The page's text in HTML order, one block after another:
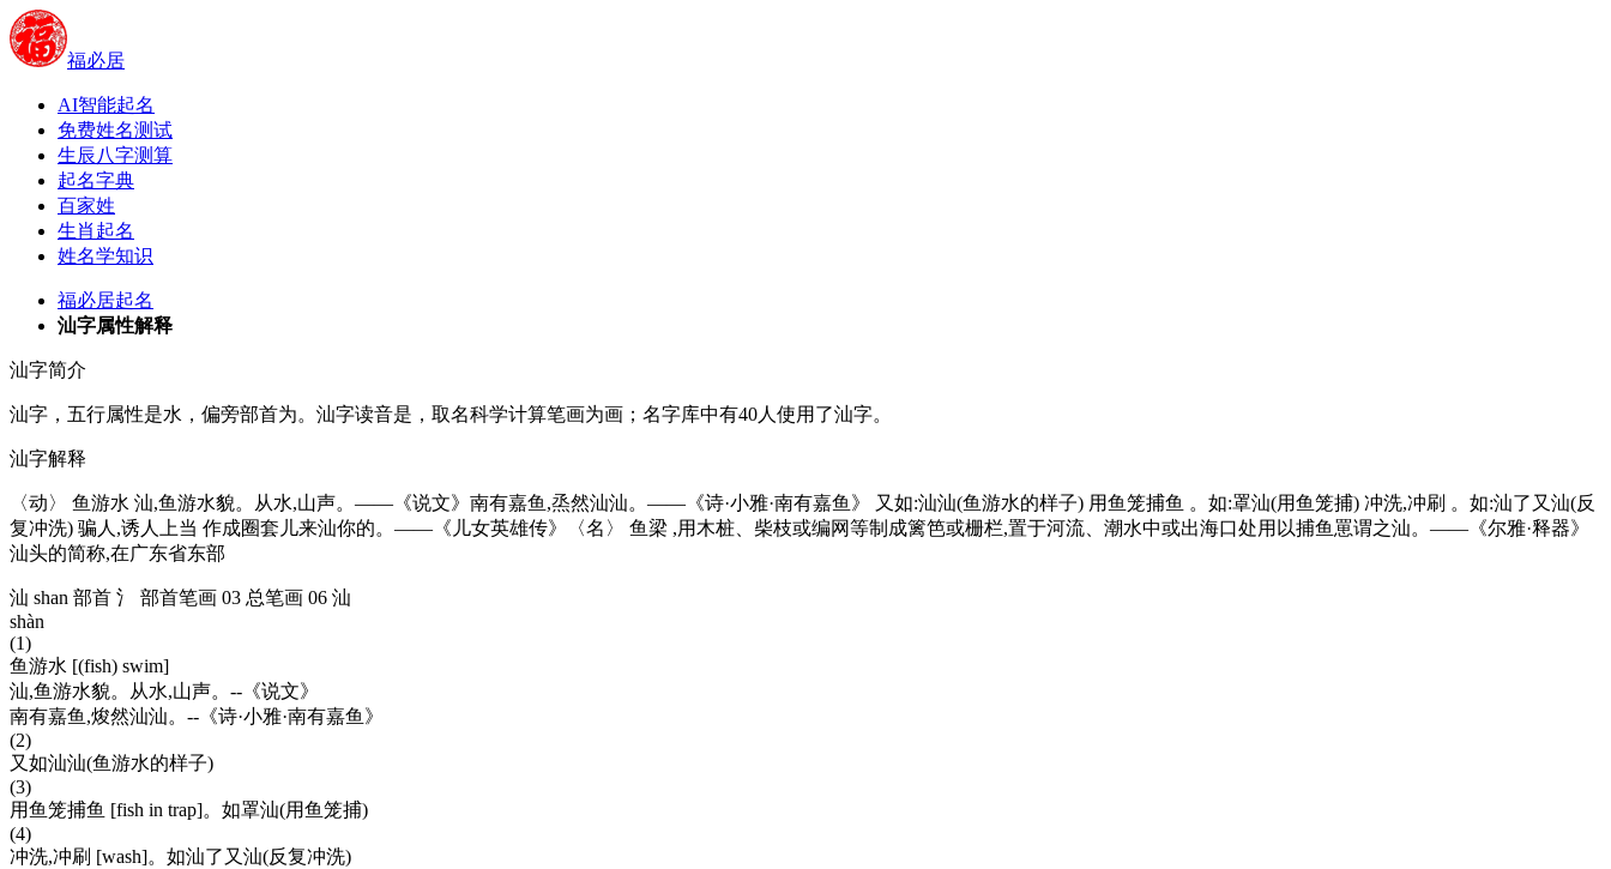
福必居
AI智能起名
免费姓名测试
生辰八字测算
起名字典
百家姓
生肖起名
姓名学知识
福必居起名
汕字属性解释
汕字简介
汕字，五行属性是水，偏旁部首为。汕字读音是，取名科学计算笔画为画；名字库中有40人使用了汕字。
汕字解释
〈动〉 鱼游水 汕,鱼游水貌。从水,山声。——《说文》南有嘉鱼,烝然汕汕。——《诗·小雅·南有嘉鱼》 又如:汕汕(鱼游水的样子) 用鱼笼捕鱼 。如:罩汕(用鱼笼捕) 冲洗,冲刷 。如:汕了又汕(反
复冲洗) 骗人,诱人上当 作成圈套儿来汕你的。——《儿女英雄传》〈名〉 鱼梁 ,用木桩、柴枝或编网等制成篱笆或栅栏,置于河流、潮水中或出海口处用以捕鱼罳谓之汕。——《尔雅·释器》
汕头的简称,在广东省东部
汕 shan 部首 氵 部首笔画 03 总笔画 06 汕
shàn
(1)
鱼游水 [(fish) swim]
汕,鱼游水貌。从水,山声。--《说文》
南有嘉鱼,焌然汕汕。--《诗·小雅·南有嘉鱼》
(2)
又如汕汕(鱼游水的样子)
(3)
用鱼笼捕鱼 [fish in trap]。如罩汕(用鱼笼捕)
(4)
冲洗,冲刷 [wash]。如汕了又汕(反复冲洗)